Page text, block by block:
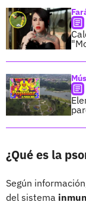
¿Qué es la
Según
del sistema